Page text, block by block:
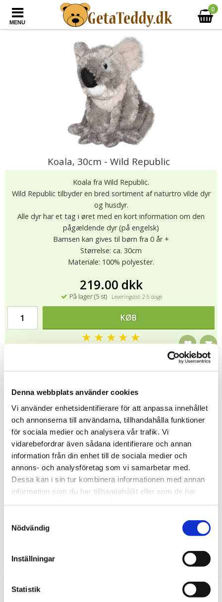
Denna webbplats använder cookies
Vi använder enhetsidentifierare för att anpassa innehållet
och annonserna till användarna, tillhandahålla funktioner
för sociala medier och analysera vår trafik. Vi
vidarebefordrar även sådana identifierare och annan
information från din enhet till de sociala medier och
annons- och analysföretag som vi samarbetar med.
Dessa kan i sin tur kombinera informationen med annan
information som du har tillhandahållit eller som de har
Nödvändig
Inställningar
Statistik
MENU
0
Koala, 30cm - Wild Republic
Koala fra Wild Republic.
Wild Republic tilbyder en bred sortiment af naturtro vilde dyr
og husdyr.
Alle dyr har et tag i øret med en kort information om den
pågældende dyr (på engelsk)
Bamsen kan gives til børn fra 0 år +
Størrelse: ca. 30cm
Materiale: 100% polyester.
219.00 dkk
På lager (5 st) Leveringstid: 2-5 dage
KØB
★ ★ ★ ★ ★
legetøj), dvs de indeholder ingen farlige kemikalier, har
egenskaber faste detaljer og er brandhæmmende. Bamser fra
Wild Republic er håndlavede. Vaskeanvisning: Brug en fugtig klud
til at aftørre bamse og derefter børste dens pels, når bamsen er
helt tør.
Fortælle
Find mere
Plysdyr
Vilde dyr